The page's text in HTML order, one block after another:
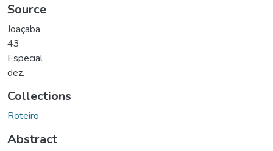
Source
Joaçaba
43
Especial
dez.
Collections
Roteiro
Abstract